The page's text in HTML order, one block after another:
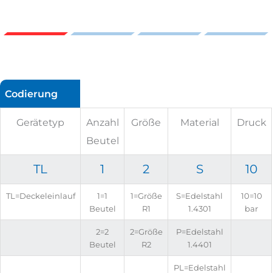
Codierung
Gerätetyp
Anzahl
Beutel
Größe Material Druck
TL 1 2 S 10
TL=Deckeleinlauf
1=1
Beutel
1=Größe
R1
S=Edelstahl
1.4301
10=10
bar
2=2
Beutel
2=Größe
R2
P=Edelstahl
1.4401
PL=Edelstahl